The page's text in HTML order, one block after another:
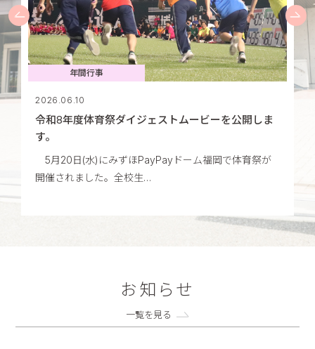
年間行事
2026.06.10
令和8年度体育祭ダイジェストムービーを公開しま
す。
5月20日(水)にみずほPayPayドーム福岡で体育祭が
開催されました。全校生…
お知らせ
一覧を見る